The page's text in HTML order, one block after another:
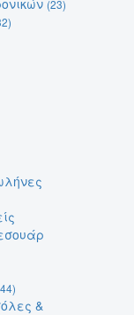
(23)
&